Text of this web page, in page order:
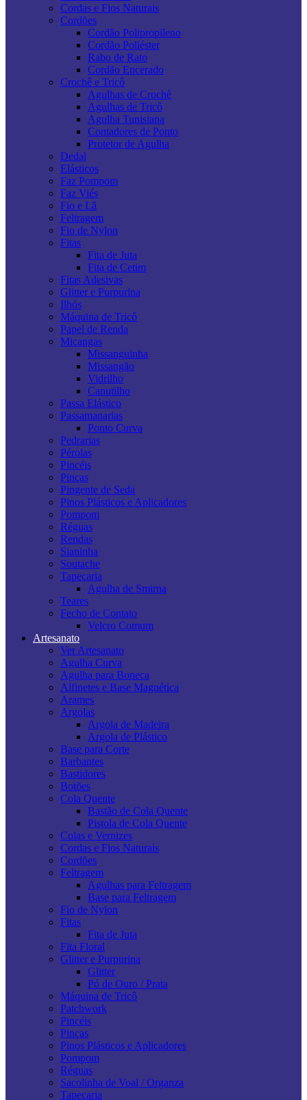
Cordas e Fios Naturais
Cordões
Cordão Polipropileno
Cordão Poliéster
Rabo de Rato
Cordão Encerado
Crochê e Tricô
Agulhas de Crochê
Agulhas de Tricô
Agulha Tunisiana
Contadores de Ponto
Protetor de Agulha
Dedal
Elásticos
Faz Pompom
Faz Viés
Fio e Lã
Feltragem
Fio de Nylon
Fitas
Fita de Juta
Fita de Cetim
Fitas Adesivas
Glitter e Purpurina
Ilhós
Máquina de Tricô
Papel de Renda
Miçangas
Missanguinha
Missangão
Vidrilho
Canutilho
Passa Elástico
Passamanarias
Ponto Curva
Pedrarias
Pérolas
Pincéis
Pinças
Pingente de Seda
Pinos Plásticos e Aplicadores
Pompom
Réguas
Rendas
Sianinha
Soutache
Tapeçaria
Agulha de Smirna
Teares
Fecho de Contato
Velcro Comum
Artesanato
Ver Artesanato
Agulha Curva
Agulha para Boneca
Alfinetes e Base Magnética
Arames
Argolas
Argola de Madeira
Argola de Plástico
Base para Corte
Barbantes
Bastidores
Botões
Cola Quente
Bastão de Cola Quente
Pistola de Cola Quente
Colas e Vernizes
Cordas e Fios Naturais
Cordões
Feltragem
Agulhas para Feltragem
Base para Feltragem
Fio de Nylon
Fitas
Fita de Juta
Fita Floral
Glitter e Purpurina
Glitter
Pó de Ouro / Prata
Máquina de Tricô
Patchwork
Pincéis
Pinças
Pinos Plásticos e Aplicadores
Pompom
Réguas
Sacolinha de Voal / Organza
Tapeçaria